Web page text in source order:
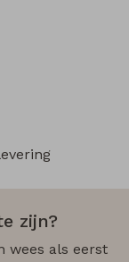
zijn?
wees als eerst